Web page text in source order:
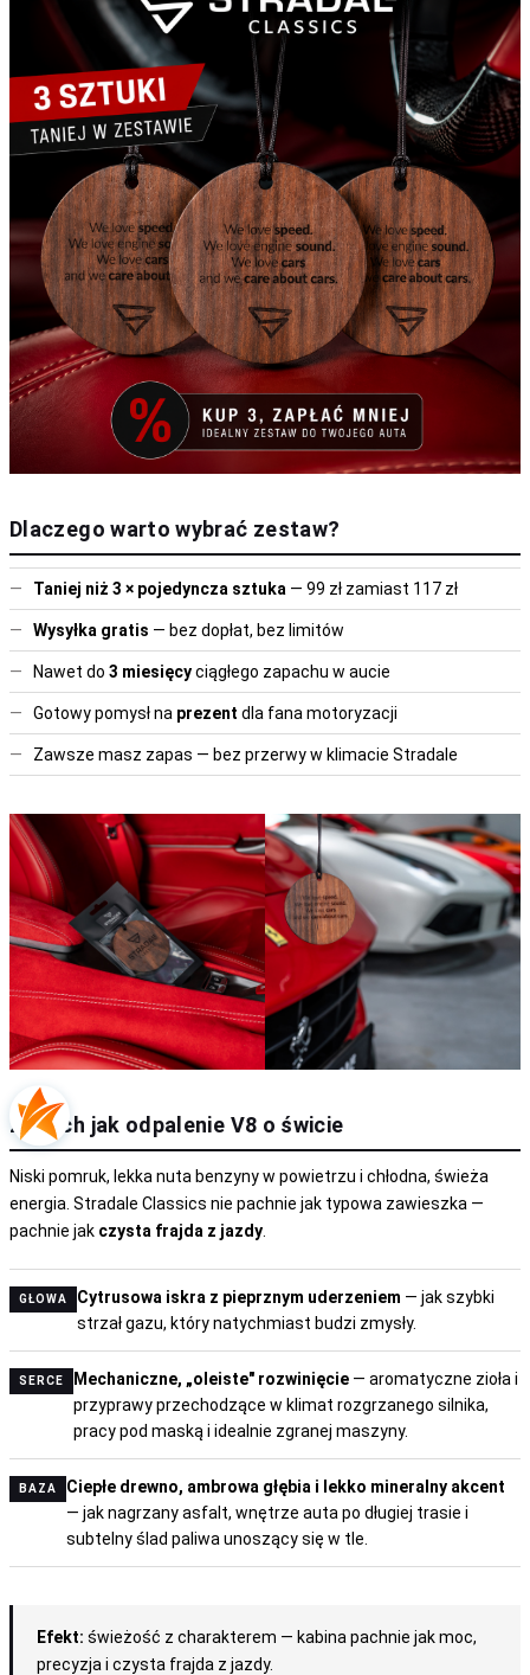
Dlaczego warto wybrać zestaw?
— Taniej niż 3 × pojedyncza sztuka — 99 zł zamiast 117 zł
— Wysyłka gratis — bez dopłat, bez limitów
— Nawet do 3 miesięcyciągłego zapachu w aucie
— Gotowy pomysł na prezent dla fana motoryzacji
— Zawsze masz zapas — bez przerwy w klimacie Stradale
Zapach jak odpalenie V8 o świcie
Niski pomruk, lekka nuta benzyny w powietrzu i chłodna, świeża
energia. Stradale Classics nie pachnie jak typowa zawieszka —
pachnie jak czysta frajda z jazdy
GŁOWA Cytrusowa iskra z pieprznym uderzeniem — jak szybki
strzał gazu, który natychmiast budzi zmysły.
SERCE Mechaniczne, „oleiste" rozwinięcie — aromatyczne zioła i
przyprawy przechodzące w klimat rozgrzanego silnika,
pracy pod maską i idealnie zgranej maszyny.
BAZA
Ciepłe drewno, ambrowa głębia i lekko mineralny akcent
— jak nagrzany asfalt, wnętrze auta po długiej trasie i
subtelny ślad paliwa unoszący się w tle.
Efekt: świeżość z charakterem — kabina pachnie jak moc,
precyzja i czysta frajda z jazdy.